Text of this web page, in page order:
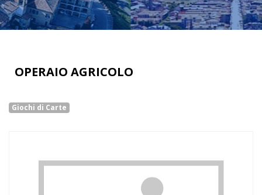
OPERAIO AGRICOLO
Giochi di Carte